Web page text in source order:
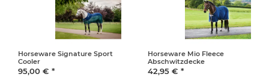
Horseware Signature Sport
Cooler
95,00 € *
Horseware Mio Fleece
Abschwitzdecke
42,95 € *